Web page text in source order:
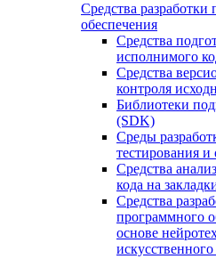
Средства разработки
обеспечения
Средства
исполнимого
Средства
контроля
Библиотеки
(SDK)
Среды
тестирования и
Средства
кода на
Средства
программного
основе